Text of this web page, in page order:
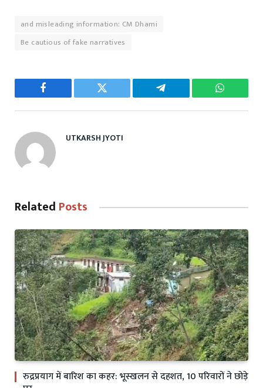
and misleading information: CM Dhami
Be cautious of fake narratives
Facebook Twitter Telegram
UTKARSH JYOTI
Related Posts
रुद्रप्रयाग में बारिश का कहर: भूस्खलन से दहशत, 10 परिवारों ने छोड़े